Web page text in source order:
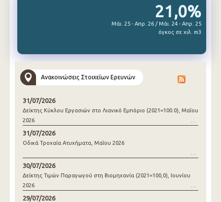
21,0%
Μάι. 25 - Απρ. 26 / Μάι. 24 - Απρ. 25
όγκος σε χιλ. m3
Ανακοινώσεις Στοιχείων Ερευνών
31/07/2026
Δείκτης Κύκλου Εργασιών στο Λιανικό Εμπόριο (2021=100.0), Μαΐου
2026
31/07/2026
Οδικά Τροχαία Ατυχήματα, Μαΐου 2026
30/07/2026
Δείκτης Τιμών Παραγωγού στη Βιομηχανία (2021=100,0), Ιουνίου
2026
29/07/2026